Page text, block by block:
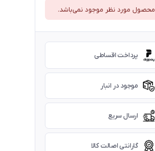
محصول مورد نظر موجود نمی‌باشد.
پرداخت اقساطی
موجود در انبار
ارسال سریع
گارانتی اصالت کالا